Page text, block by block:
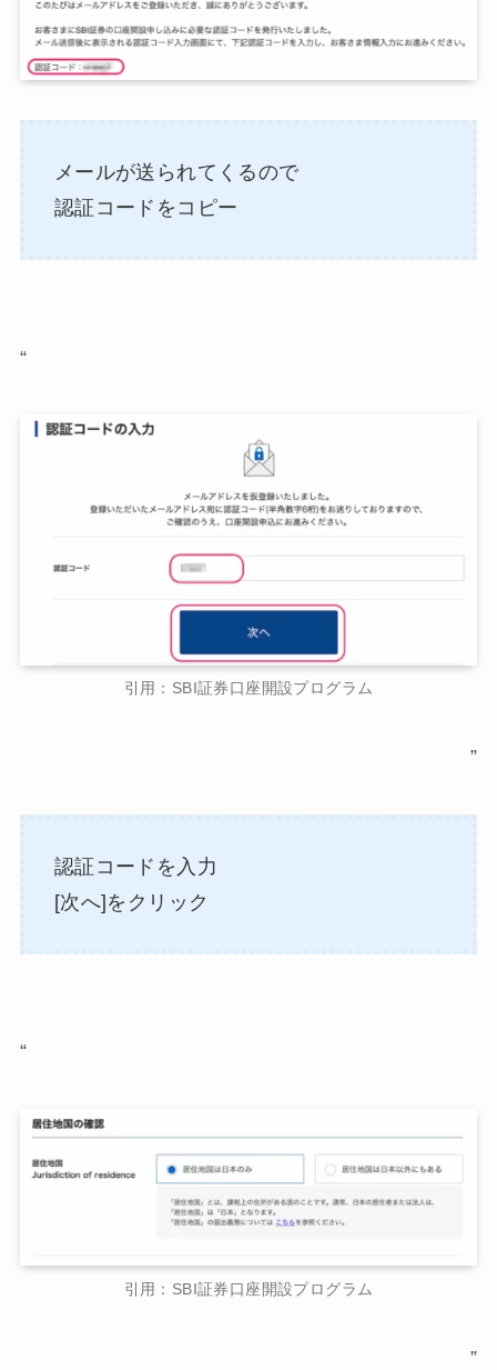
メールが送られてくるので
認証コードをコピー
“
引用：SBI証券口座開設プログラム
”
認証コードを入力
[次へ]をクリック
“
引用：SBI証券口座開設プログラム
”